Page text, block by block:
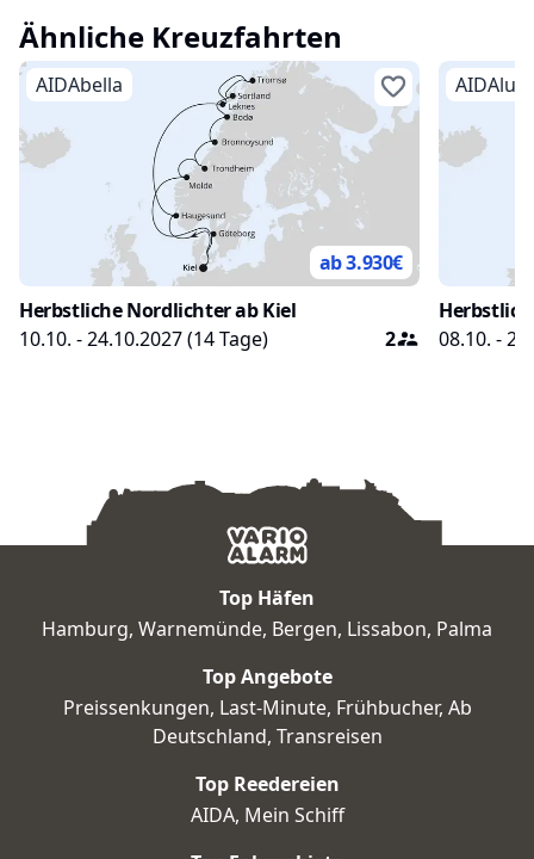
Skudeneshavn und entdecken Sie
traumhafte Strände.
Ähnliche Kreuzfahrten
AIDAbella
ab 3.930€
Herbstliche Nordlichter ab Kiel
10.10. - 24.10.2027(14Tage) 2
08.10. -
Top Häfen
Hamburg, Warnemünde, Bergen, Lissabon, Palma
Top Angebote
Preissenkungen, Last-Minute, Frühbucher, Ab
Deutschland, Transreisen
Top Reedereien
AIDA, Mein Schiff